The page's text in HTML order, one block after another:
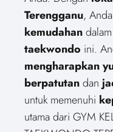
Terengganu,
kemudahan
taekwondo ini.
mengharapkan
berpatutandan
untuk memenuhi
utama dari GYM